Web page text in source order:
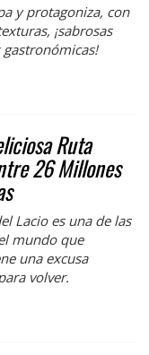
y protagoniza, con
¡sabrosas
Ruta
26 Millones
Lacio es una de las
mundo que
una excusa
volver.